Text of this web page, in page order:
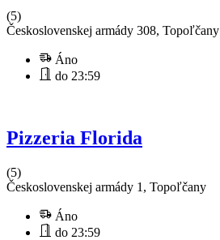
(5)
Československej armády 308, Topoľčany
Áno
do 23:59
Pizzeria Florida
(5)
Československej armády 1, Topoľčany
Áno
do 23:59